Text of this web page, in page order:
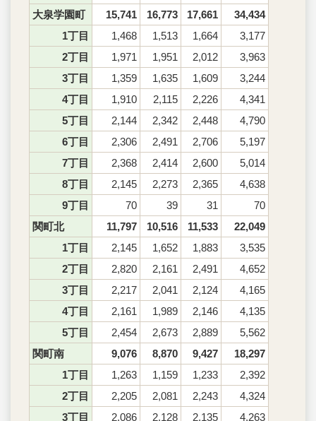
大泉学園町 15,741 16,773 17,661
34,434
1丁目
1,468 1,513 1,664
3,177
2丁目
1,971 1,951 2,012
3,963
3丁目
1,359 1,635 1,609
3,244
4丁目
1,910 2,115 2,226
4,341
5丁目
2,144 2,342 2,448
4,790
6丁目
2,306 2,491 2,706
5,197
7丁目
2,368 2,414 2,600
5,014
8丁目
2,145 2,273 2,365
4,638
9丁目
70 39 31
70
関町北
11,797 10,516 11,533
22,049
1丁目
2,145 1,652 1,883
3,535
2丁目
2,820 2,161 2,491
4,652
3丁目
2,217 2,041 2,124
4,165
4丁目
2,161 1,989 2,146
4,135
5丁目
2,454 2,673 2,889
5,562
関町南
9,076 8,870 9,427
18,297
1丁目
1,263 1,159 1,233
2,392
2丁目
2,205 2,081 2,243
4,324
3丁目
2,086 2,128 2,135
4,263